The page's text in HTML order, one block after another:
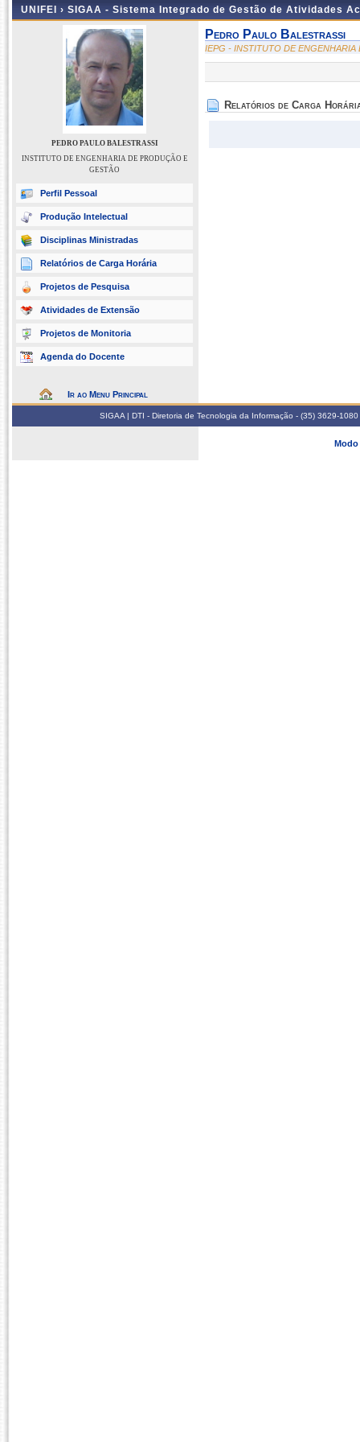
UNIFEI › SIGAA - Sistema Integrado de Gestão de Atividades
PEDRO PAULO BALESTRASSI
INSTITUTO DE ENGENHARIA DE PRODUÇÃO E
GESTÃO
Perfil Pessoal
Produção Intelectual
Disciplinas Ministradas
Relatórios de Carga Horária
Projetos de Pesquisa
Atividades de Extensão
Projetos de Monitoria
Agenda do Docente
Ir ao Menu Principal
Pedro Paulo Balestrassi
IEPG - INSTITUTO DE ENGENHARIA
Relatórios de Carga
SIGAA | DTI - Diretoria de Tecnologia da Informação - (35) 3629-
Modo